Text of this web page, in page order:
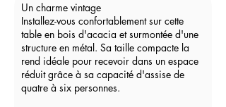
Un charme vintage
Installez-vous confortablement sur cette
table en bois d'acacia et surmontée d'une
structure en métal. Sa taille compacte la
rend idéale pour recevoir dans un espace
réduit grâce à sa capacité d'assise de
quatre à six personnes.